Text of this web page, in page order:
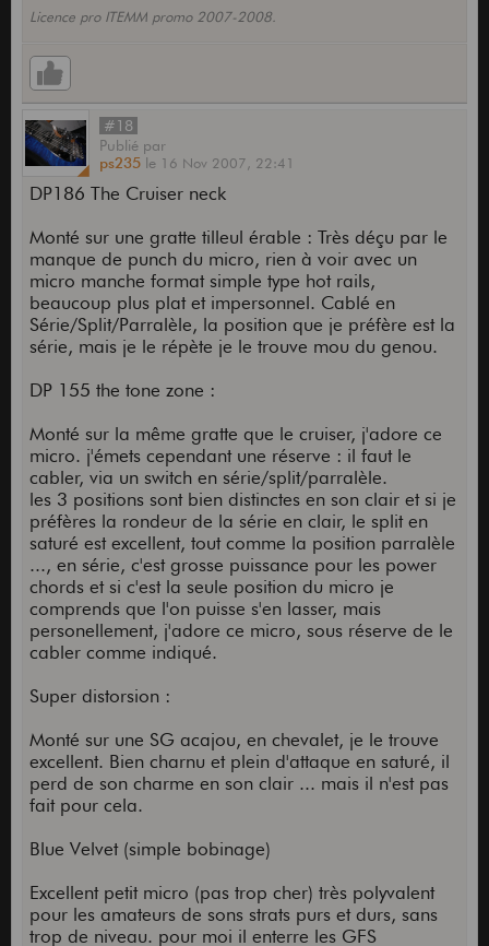
Licence pro ITEMM promo 2007-2008.
#18
Publié par
ps235 le 16 Nov 2007, 22:41
DP186 The Cruiser neck
Monté sur une gratte tilleul érable : Très déçu par le
manque de punch du micro, rien à voir avec un
micro manche format simple type hot rails,
beaucoup plus plat et impersonnel. Cablé en
Série/Split/Parralèle, la position que je préfère est la
série, mais je le répète je le trouve mou du genou.
DP 155 the tone zone :
Monté sur la même gratte que le cruiser, j'adore ce
micro. j'émets cependant une réserve : il faut le
cabler, via un switch en série/split/parralèle.
les 3 positions sont bien distinctes en son clair et si je
préfères la rondeur de la série en clair, le split en
saturé est excellent, tout comme la position parralèle
..., en série, c'est grosse puissance pour les power
chords et si c'est la seule position du micro je
comprends que l'on puisse s'en lasser, mais
personellement, j'adore ce micro, sous réserve de le
cabler comme indiqué.
Super distorsion :
Monté sur une SG acajou, en chevalet, je le trouve
excellent. Bien charnu et plein d'attaque en saturé, il
perd de son charme en son clair ... mais il n'est pas
fait pour cela.
Blue Velvet (simple bobinage)
Excellent petit micro (pas trop cher) très polyvalent
pour les amateurs de sons strats purs et durs, sans
trop de niveau. pour moi il enterre les GFS